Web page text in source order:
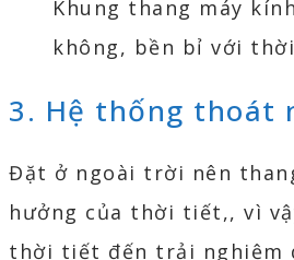
Khung thang máy
không, bền bỉ với
3. Hệ thống thoát
Đặt ở ngoài trời nên
hưởng của thời tiết,, vì
thời tiết đến trải nghiệm